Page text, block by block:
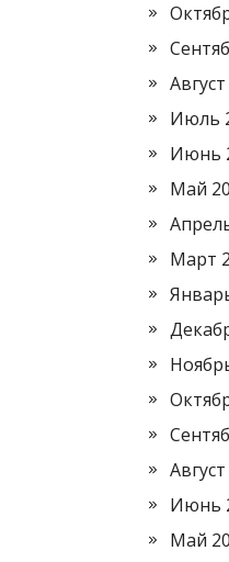
Июль
Июнь
Май
Март
Июнь
Май